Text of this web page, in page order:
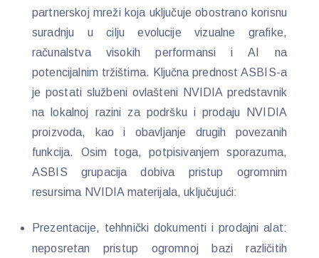
partnerskoj mreži koja uključuje obostrano korisnu
suradnju u cilju evolucije vizualne grafike,
računalstva visokih performansi i AI na
potencijalnim tržištima. Ključna prednost ASBIS-a
je postati službeni ovlašteni NVIDIA predstavnik
na lokalnoj razini za podršku i prodaju NVIDIA
proizvoda, kao i obavljanje drugih povezanih
funkcija. Osim toga, potpisivanjem sporazuma,
ASBIS grupacija dobiva pristup ogromnim
resursima NVIDIA materijala, uključujući:
Prezentacije, tehhnički dokumenti i prodajni alat:
neposretan pristup ogromnoj bazi različitih